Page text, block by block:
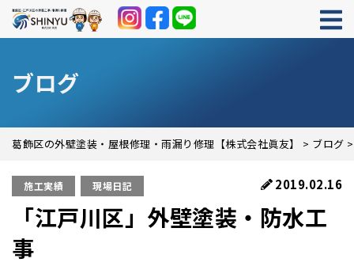
ブログ
葛飾区の外壁塗装・屋根修理・雨漏り修理【株式会社眞友】 > ブログ
施工実績 現場日記 2019.02.16
「江戸川区」外壁塗装・防水工
事